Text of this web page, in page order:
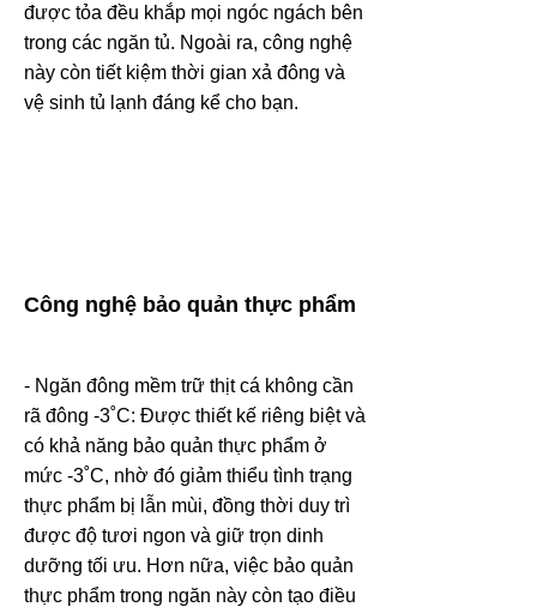
được tỏa đều khắp mọi ngóc ngách bên
trong các ngăn tủ. Ngoài ra, công nghệ
này còn tiết kiệm thời gian xả đông và
vệ sinh tủ lạnh đáng kể cho bạn.
Công nghệ bảo quản thực phẩm
- Ngăn đông mềm trữ thịt cá không cần
rã đông -3˚C: Được thiết kế riêng biệt và
có khả năng bảo quản thực phẩm ở
mức -3˚C, nhờ đó giảm thiểu tình trạng
thực phẩm bị lẫn mùi, đồng thời duy trì
được độ tươi ngon và giữ trọn dinh
dưỡng tối ưu. Hơn nữa, việc bảo quản
thực phẩm trong ngăn này còn tạo điều